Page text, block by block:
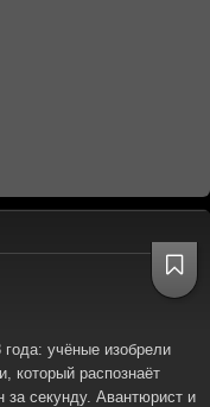
года: учёные изобрели
который распознаёт
за секунду. Авантюрист и